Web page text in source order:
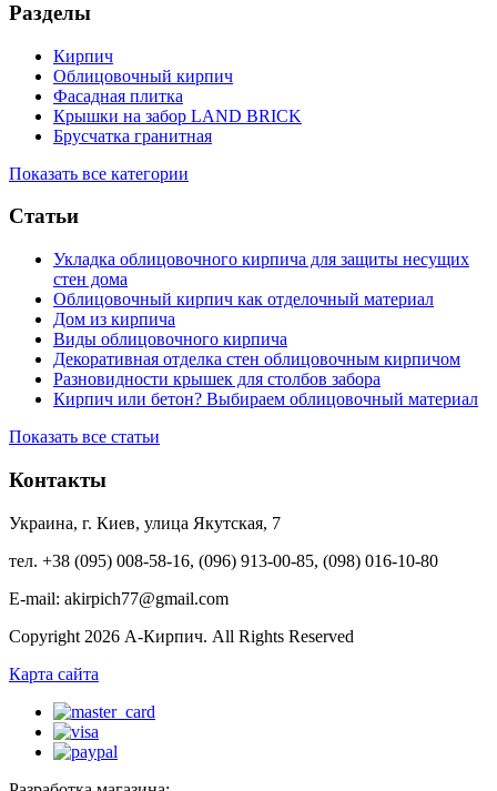
Разделы
Кирпич
Облицовочный кирпич
Фасадная плитка
Крышки на забор LAND BRICK
Брусчатка гранитная
Показать все категории
Статьи
Укладка облицовочного кирпича для защиты несущих
стен дома
Облицовочный кирпич как отделочный материал
Дом из кирпича
Виды облицовочного кирпича
Декоративная отделка стен облицовочным кирпичом
Разновидности крышек для столбов забора
Кирпич или бетон? Выбираем облицовочный материал
Показать все статьи
Контакты
Украина, г. Киев, улица Якутская, 7
тел. +38 (095) 008-58-16, (096) 913-00-85, (098) 016-10-80
E-mail: akirpich77@gmail.com
Copyright 2026 А-Кирпич. All Rights Reserved
Карта сайта